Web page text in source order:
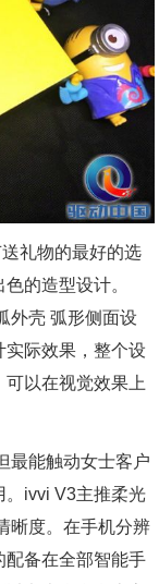
礼物的最好的选
的造型设计。
外壳 弧形侧面设
际效果，整个设
以在视觉效果上
最能触动女士客户
。ivvi V3主推柔光
晰度。在手机分辨
配备在全部智能手